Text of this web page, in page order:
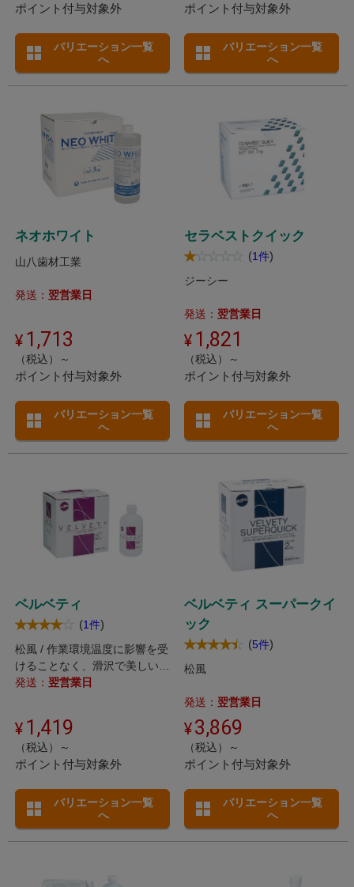
ポイント付与対象外
バリエーション一覧
へ
ポイント付与対象外
バリエーション一覧
へ
ネオホワイト
山八歯材工業
発送： 翌営業日
1,713
（税込）～
ポイント付与対象外
バリエーション一覧
へ
セラベストクイック
(1件)
ジーシー
発送： 翌営業日
1,821
（税込）～
ポイント付与対象外
バリエーション一覧
へ
ベルベティ
(1件)
松風 / 作業環境温度に影響を受
けることなく、滑沢で美しい鋳
造面を得られます。
発送： 翌営業日
1,419
（税込）～
ポイント付与対象外
バリエーション一覧
へ
ベルベティ スーパークイ
ック
(5件)
松風
発送： 翌営業日
3,869
（税込）～
ポイント付与対象外
バリエーション一覧
へ